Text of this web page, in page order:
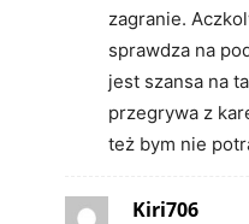
zagranie.
sprawdza na
jest szansa na
przegrywa z
też bym nie
Kiri706